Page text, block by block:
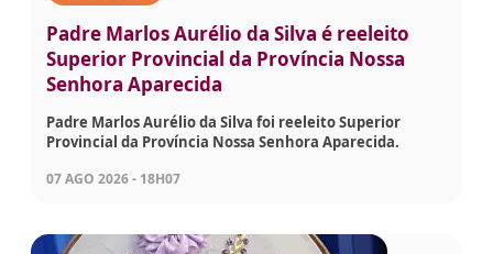
Padre Marlos Aurélio da Silva é reeleito
Superior Provincial da Província Nossa
Senhora Aparecida
Padre Marlos Aurélio da Silva foi reeleito Superior
Provincial da Província Nossa Senhora Aparecida.
07 AGO 2026 - 18H07